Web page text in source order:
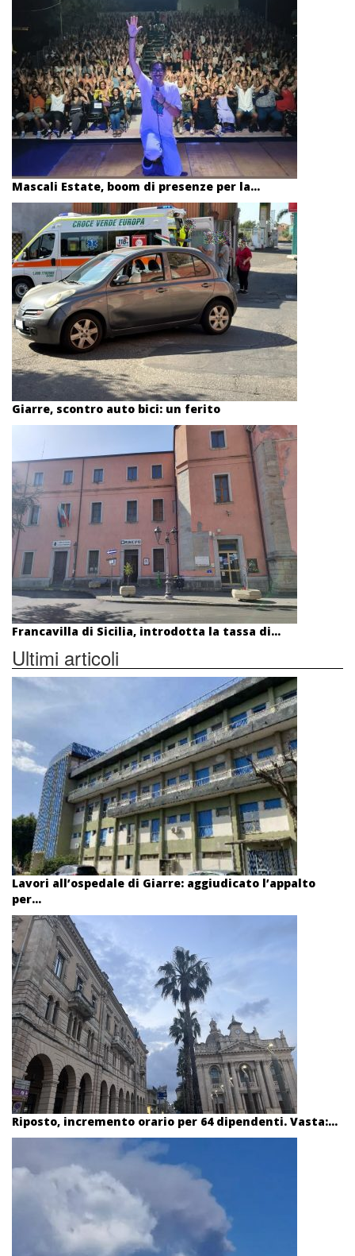
Mascali Estate, boom di presenze per la...
Giarre, scontro auto bici: un ferito
Francavilla di Sicilia, introdotta la tassa di...
Ultimi articoli
Lavori all’ospedale di Giarre: aggiudicato l’appalto
per...
Riposto, incremento orario per 64 dipendenti. Vasta:...